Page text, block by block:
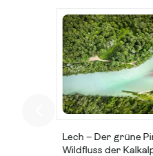
Lech – Der grüne
Wildfluss der